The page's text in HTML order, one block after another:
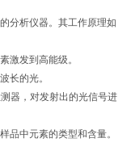
分析仪器。其工作原理如
发到高能级。
长的光。
器，对发射出的光信号进
中元素的类型和含量。